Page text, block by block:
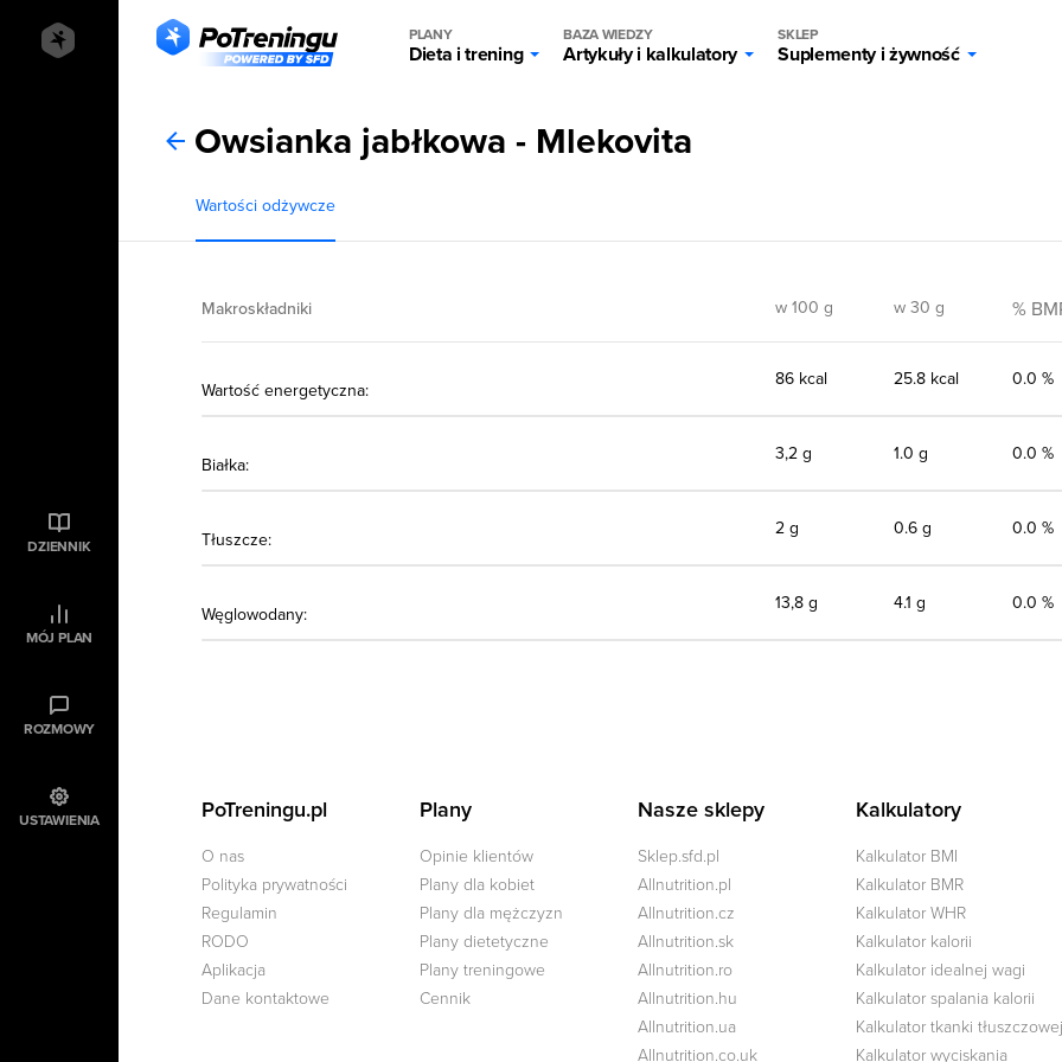
PLANY
Dieta i trening
BAZA WIEDZY
Artykuły i kalkulatory
SKLEP
Suplementy i żywność
DZIENNIK
MÓJ PLAN
ROZMOWY
USTAWIENIA
Owsianka jabłkowa - Mlekovita
Wartości odżywcze
Makroskładniki w 100 g w 30 g %
Wartość energetyczna:
86 kcal 25.8 kcal 0.0 %
Białka:
3,2 g 1.0 g 0.0 %
Tłuszcze:
2 g 0.6 g 0.0 %
Węglowodany:
13,8 g 4.1 g 0.0 %
PoTreningu.pl
O nas
Polityka prywatności
Regulamin
RODO
Aplikacja
Dane kontaktowe
Plany
Opinie klientów
Plany dla kobiet
Plany dla mężczyzn
Plany dietetyczne
Plany treningowe
Cennik
Nasze sklepy
Sklep.sfd.pl
Allnutrition.pl
Allnutrition.cz
Allnutrition.sk
Allnutrition.ro
Allnutrition.hu
Allnutrition.ua
Allnutrition.co.uk
Kalkulatory
Kalkulator BMI
Kalkulator BMR
Kalkulator WHR
Kalkulator kalorii
Kalkulator idealnej wagi
Kalkulator spalania kalorii
Kalkulator tkanki tłuszczowej
Kalkulator wyciskania